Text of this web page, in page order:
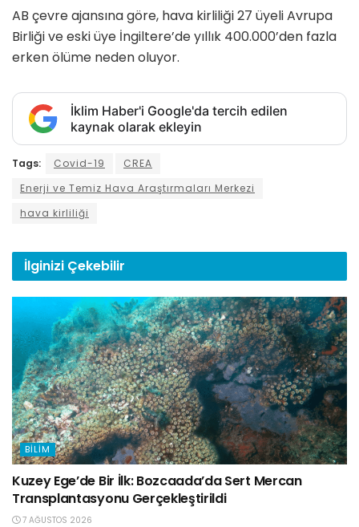
AB çevre ajansına göre, hava kirliliği 27 üyeli Avrupa
Birliği ve eski üye İngiltere’de yıllık 400.000’den fazla
erkenölüme neden oluyor.
İklim Haber'i Google'da tercih edilen
kaynak olarak ekleyin
Tags: Covid-19
CREA
Enerji ve Temiz Hava Araştırmaları Merkezi
hava kirliliği
İlginizi Çekebilir
BILIM
Kuzey Ege’de Bir İlk: Bozcaada’da Sert Mercan
Transplantasyonu Gerçekleştirildi
7 AĞUSTOS 2026